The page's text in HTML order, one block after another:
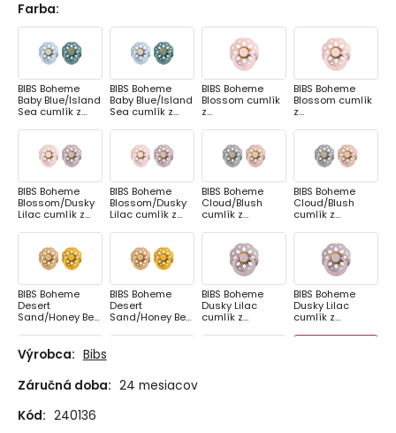
Farba:
BIBS Boheme
Baby Blue/Island
Sea cumlík z
kaučuku 2ks,
veľkosť 1
BIBS Boheme
Baby Blue/Island
Sea cumlík z
kaučuku 2ks,
veľkosť 2
BIBS Boheme
Blossom cumlík
z
uku 1ks, veľkosť 1
BIBS Boheme
Blossom cumlík
z
uku 1ks, veľkosť 2
BIBS Boheme
Blossom/Dusky
Lilac cumlík z
kaučuku 2ks,
veľkosť 1
BIBS Boheme
Blossom/Dusky
Lilac cumlík z
kaučuku 2ks,
veľkosť 2
BIBS Boheme
Cloud/Blush
cumlík z
kaučuku 2ks,
veľkosť 1
BIBS Boheme
Cloud/Blush
cumlík z
kaučuku 2ks,
veľkosť 2
BIBS Boheme
Desert
Sand/Honey Bee
prírodného
kaučuku 2ks,
veľkosť 1
BIBS Boheme
Desert
Sand/Honey Bee
prírodného
BIBS Boheme
Dusky Lilac
cumlík z
uku 1ks, veľkosť 1
BIBS Boheme
Dusky Lilac
cumlík z
uku 1ks, veľkosť 2
Dusty Pink/Coral
cumlík z
Výrobca: Bibs
Záručná doba: 24 mesiacov
Kód: 240136